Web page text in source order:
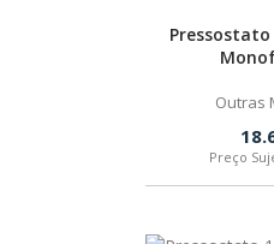
Pressostato
Outras
Preço